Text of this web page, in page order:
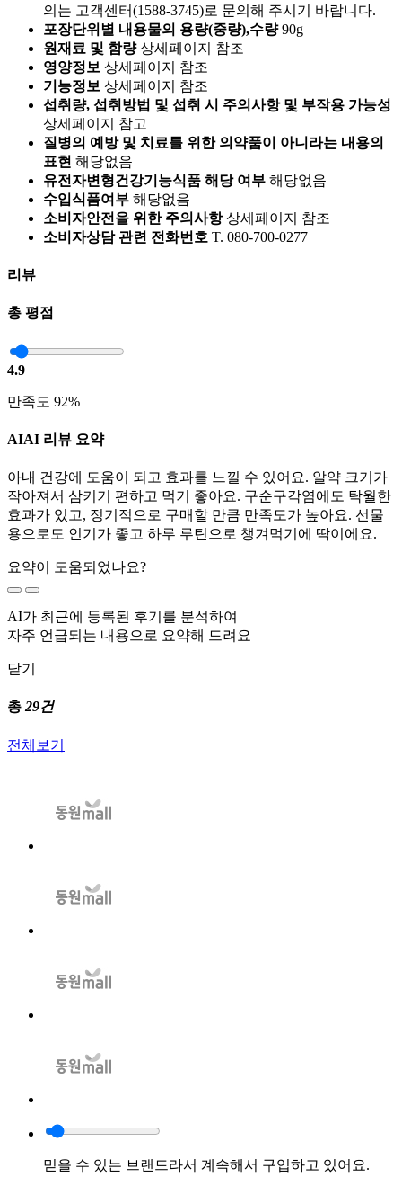
의는 고객센터(1588-3745)로 문의해 주시기 바랍니다.
포장단위별 내용물의 용량(중량),수량 90g
원재료 및 함량 상세페이지 참조
영양정보 상세페이지 참조
기능정보 상세페이지 참조
섭취량, 섭취방법 및 섭취 시 주의사항 및 부작용 가능성
상세페이지 참고
질병의 예방 및 치료를 위한 의약품이 아니라는 내용의
표현 해당없음
유전자변형건강기능식품 해당 여부 해당없음
수입식품여부 해당없음
소비자안전을 위한 주의사항 상세페이지 참조
소비자상담 관련 전화번호 T. 080-700-0277
리뷰
총 평점
4.9
만족도 92%
AIAI 리뷰 요약
아내 건강에 도움이 되고 효과를 느낄 수 있어요. 알약 크기가
작아져서 삼키기 편하고 먹기 좋아요. 구순구각염에도 탁월한
효과가 있고, 정기적으로 구매할 만큼 만족도가 높아요. 선물
용으로도 인기가 좋고 하루 루틴으로 챙겨먹기에 딱이에요.
요약이 도움되었나요?
AI가 최근에 등록된 후기를 분석하여
자주 언급되는 내용으로 요약해 드려요
닫기
총 29건
전체보기
믿을 수 있는 브랜드라서 계속해서 구입하고 있어요.